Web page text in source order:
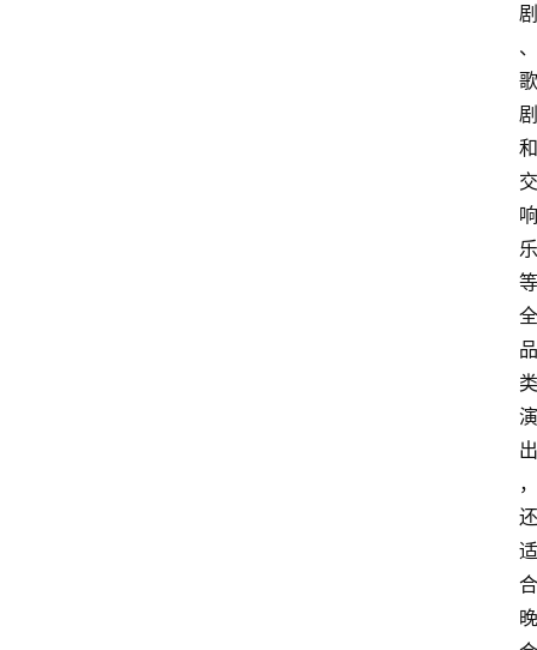
剧
、
歌
剧
和
交
响
乐
等
全
品
类
演
出
，
还
适
合
晚